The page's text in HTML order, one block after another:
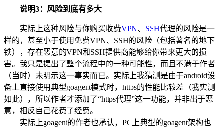
说明3：风险到底有多大
实际上这种风险与你购买收费VPN、 SSH代理的风险是一
样的，甚至小于使用免费VPN、SSH的风险（包括著名的地下
铁），存在恶意的VPN和SSH提供商能够给你带来更大的损
害。我只是提出了整个流程中的一种可能性，而且不满于作者
（当时）未明示这一事实而已。实际上我猜测是由于android设
备上直接使用典型goagent模式时，https的性能比较差（我实测
如此），所以作者才添加了“https代理”这一功能，并非出于恶
意，相反自己花费了经费。
实际上goagent的作者也承认，PC上典型的goagent架构也